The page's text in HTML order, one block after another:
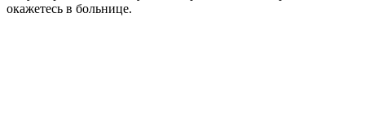
окажетесь в больнице.